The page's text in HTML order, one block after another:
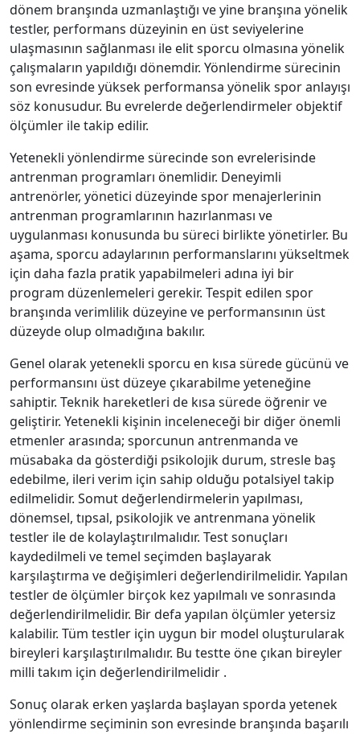
dönem branşında uzmanlaştığı ve yine branşına yönelik
testler, performans düzeyinin en üst seviyelerine
ulaşmasının sağlanması ile elit sporcu olmasına yönelik
çalışmaların yapıldığı dönemdir. Yönlendirme sürecinin
son evresinde yüksek performansa yönelik spor anlayışı
söz konusudur. Bu evrelerde değerlendirmeler objektif
ölçümler ile takip edilir.
Yetenekli yönlendirme sürecinde son evrelerisinde
antrenman programları önemlidir. Deneyimli
antrenörler, yönetici düzeyinde spor menajerlerinin
antrenman programlarının hazırlanması ve
uygulanması konusunda bu süreci birlikte yönetirler. Bu
aşama, sporcu adaylarının performanslarını yükseltmek
için daha fazla pratik yapabilmeleri adına iyi bir
program düzenlemeleri gerekir. Tespit edilen spor
branşında verimlilik düzeyine ve performansının üst
düzeyde olup olmadığına bakılır.
Genel olarak yetenekli sporcu en kısa sürede gücünü ve
performansını üst düzeye çıkarabilme yeteneğine
sahiptir. Teknik hareketleri de kısa sürede öğrenir ve
geliştirir. Yetenekli kişinin inceleneceği bir diğer önemli
etmenler arasında; sporcunun antrenmanda ve
müsabaka da gösterdiği psikolojik durum, stresle baş
edebilme, ileri verim için sahip olduğu potalsiyel takip
edilmelidir. Somut değerlendirmelerin yapılması,
dönemsel, tıpsal, psikolojik ve antrenmana yönelik
testler ile de kolaylaştırılmalıdır. Test sonuçları
kaydedilmeli ve temel seçimden başlayarak
karşılaştırma ve değişimleri değerlendirilmelidir. Yapılan
testler de ölçümler birçok kez yapılmalı ve sonrasında
değerlendirilmelidir. Bir defa yapılan ölçümler yetersiz
kalabilir. Tüm testler için uygun bir model oluşturularak
bireyleri karşılaştırılmalıdır. Bu testte öne çıkan bireyler
milli takım için değerlendirilmelidir .
Sonuç olarak erken yaşlarda başlayan sporda yetenek
yönlendirme seçiminin son evresinde branşında başarılı